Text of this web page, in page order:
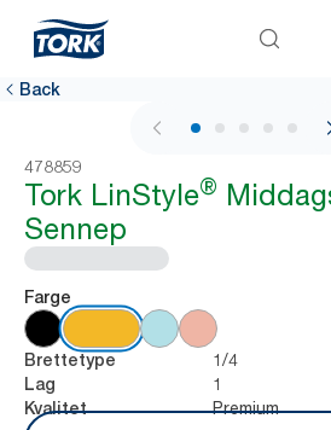
Back
1 / 5
478859
Tork LinStyle®
Sennep
Farge
Brettetype 1/4
Lag 1
Kvalitet
Premium